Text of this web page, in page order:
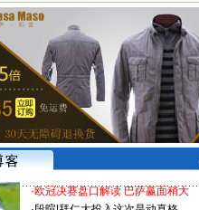
·欧冠决赛盘口解读 巴萨赢面稍大